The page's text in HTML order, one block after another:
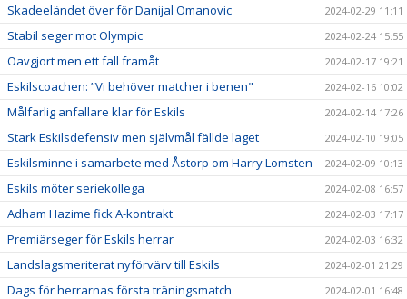
Skadeeländet över för Danijal Omanovic 2024-02-29 11:11
Stabil seger mot Olympic 2024-02-24 15:55
Oavgjort men ett fall framåt 2024-02-17 19:21
Eskilscoachen: ”Vi behöver matcher i benen" 2024-02-16 10:02
Målfarlig anfallare klar för Eskils 2024-02-14 17:26
Stark Eskilsdefensiv men självmål fällde laget 2024-02-10 19:05
Eskilsminne i samarbete med Åstorp om Harry Lomsten 2024-02-09 10:13
Eskils möter seriekollega 2024-02-08 16:57
Adham Hazime fick A-kontrakt 2024-02-03 17:17
Premiärseger för Eskils herrar 2024-02-03 16:32
Landslagsmeriterat nyförvärv till Eskils 2024-02-01 21:29
Dags för herrarnas första träningsmatch 2024-02-01 16:48